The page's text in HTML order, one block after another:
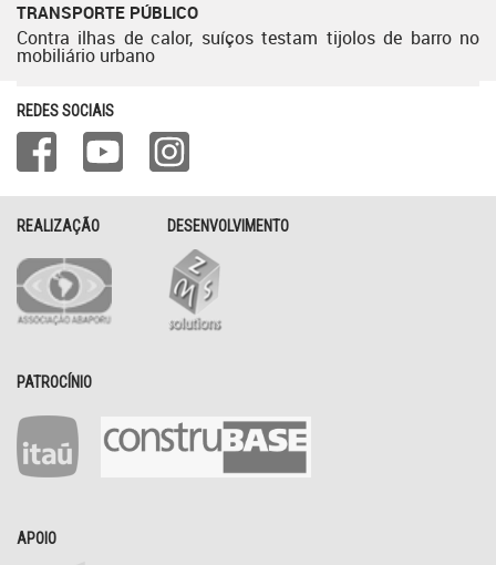
TRANSPORTE PÚBLICO
Contra ilhas de calor, suíços testam tijolos de barro no
mobiliário urbano
REDES SOCIAIS
REALIZAÇÃO DESENVOLVIMENTO
PATROCÍNIO
APOIO